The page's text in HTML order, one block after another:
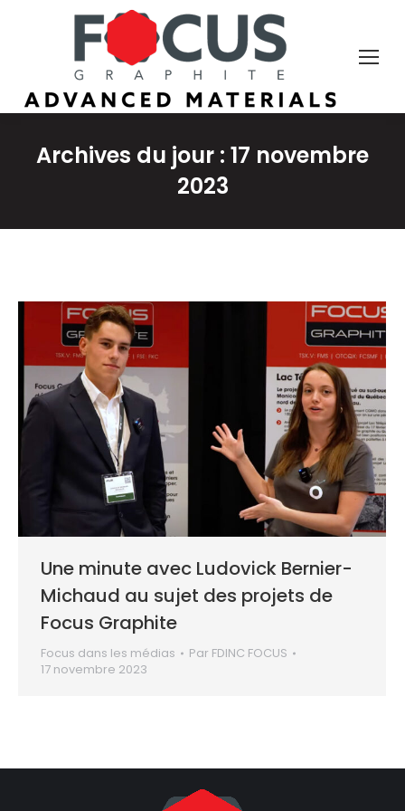
Archives du jour : 17 novembre
2023
Une minute avec Ludovick Bernier-
Michaud au sujet des projets de
Focus Graphite
Focus dans les médias Par FDINC FOCUS
17 novembre 2023